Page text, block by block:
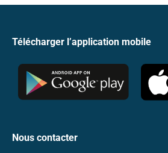
Télécharger l’application mobile
Nous contacter